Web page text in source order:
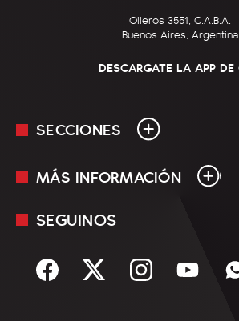
Olleros 3551, C.A.B.A.
Buenos Aires, Argentina
DESCARGATE LA APP
SECCIONES
En Vivo
Sociedad
MÁS INFORMACIÓN
Mediakit
Términos y condiciones
SEGUINOS